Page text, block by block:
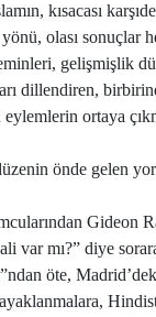
kısacası
olası
gelişmişlik
dillendiren,
ortaya
önde gelen
Gideon
var mı?” diye
öte,